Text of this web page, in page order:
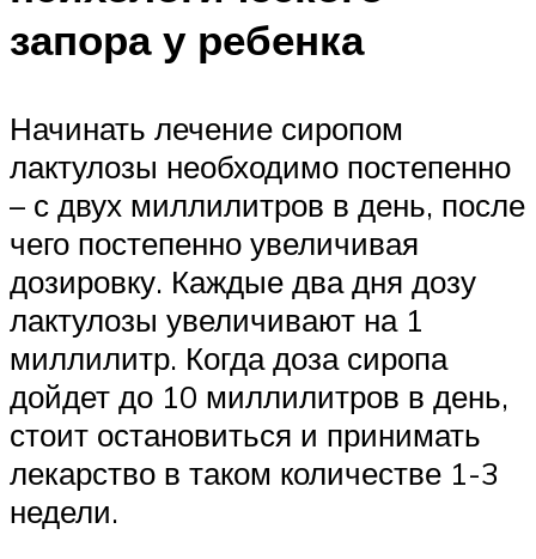
запора у ребенка
Начинать лечение сиропом
лактулозы необходимо постепенно
– с двух миллилитров в день, после
чего постепенно увеличивая
дозировку. Каждые два дня дозу
лактулозы увеличивают на 1
миллилитр. Когда доза сиропа
дойдет до 10 миллилитров в день,
стоит остановиться и принимать
лекарство в таком количестве 1-3
недели.